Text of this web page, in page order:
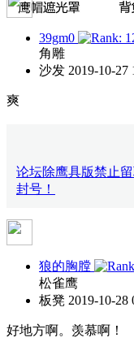
39gm0
角雕
沙发 2019-10-27
爽
论坛除鹰具版禁止
封号！
狼的胸膛
松雀鹰
板凳 2019-10-28
好地方啊。羡慕啊！